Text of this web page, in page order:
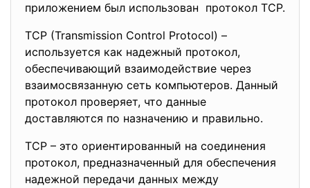
приложением был использован протокол TCP.
TCP (Transmission Control Protocol) –
используется как надежный протокол,
обеспечивающий взаимодействие через
взаимосвязанную сеть компьютеров. Данный
протокол проверяет, что данные
доставляются по назначению и правильно.
TCP – это ориентированный на соединения
протокол, предназначенный для обеспечения
надежной передачи данных между